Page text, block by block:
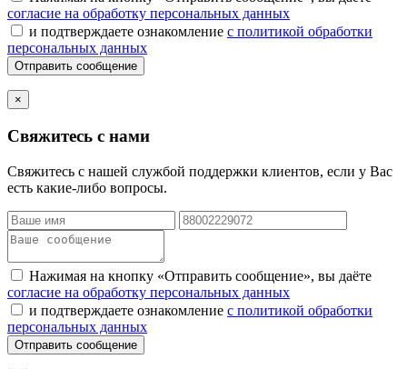
согласие на обработку персональных данных
и подтверждаете ознакомление с политикой обработки
персональных данных
Отправить сообщение
×
Свяжитесь с нами
Свяжитесь с нашей службой поддержки клиентов, если у Вас
есть какие-либо вопросы.
Нажимая на кнопку «Отправить сообщение», вы даёте
согласие на обработку персональных данных
и подтверждаете ознакомление с политикой обработки
персональных данных
Отправить сообщение